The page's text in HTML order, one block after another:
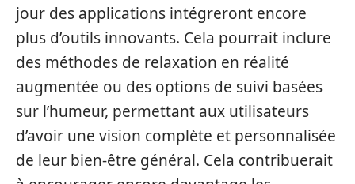
jour des applications intégreront encore
plus d’outils innovants. Cela pourrait inclure
des méthodes de relaxation en réalité
augmentée ou des options de suivi basées
sur l’humeur, permettant aux utilisateurs
d’avoir une vision complète et personnalisée
de leur bien-être général. Cela contribuerait